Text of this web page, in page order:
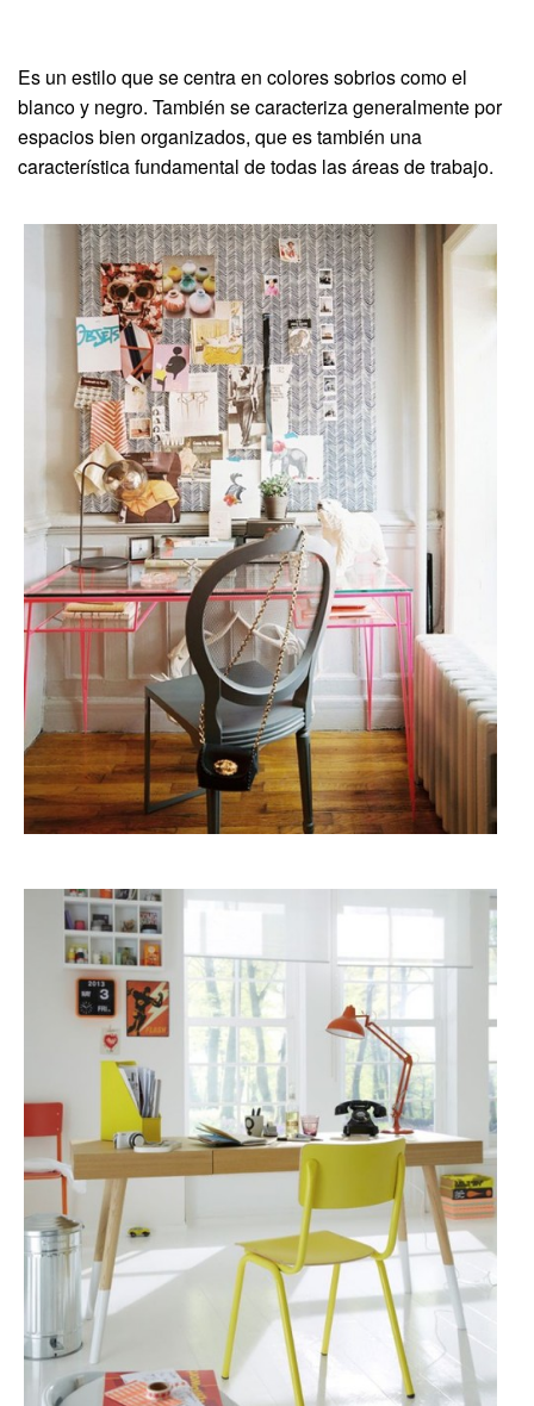
Es un estilo que se centra en colores sobrios como el
blanco y negro. También se caracteriza generalmente por
espacios bien organizados, que es también una
característica fundamental de todas las áreas de trabajo.